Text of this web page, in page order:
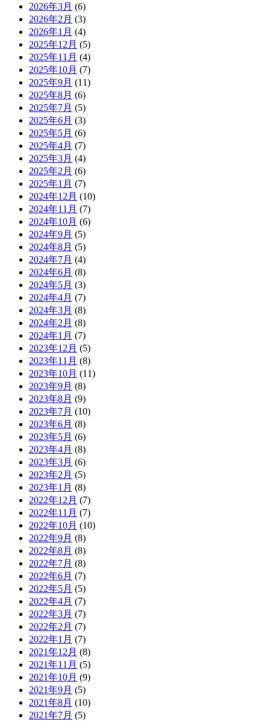
2026年3月 (6)
2026年2月 (3)
2026年1月 (4)
2025年12月 (5)
2025年11月 (4)
2025年10月 (7)
2025年9月 (11)
2025年8月 (6)
2025年7月 (5)
2025年6月 (3)
2025年5月 (6)
2025年4月 (7)
2025年3月 (4)
2025年2月 (6)
2025年1月 (7)
2024年12月 (10)
2024年11月 (7)
2024年10月 (6)
2024年9月 (5)
2024年8月 (5)
2024年7月 (4)
2024年6月 (8)
2024年5月 (3)
2024年4月 (7)
2024年3月 (8)
2024年2月 (8)
2024年1月 (7)
2023年12月 (5)
2023年11月 (8)
2023年10月 (11)
2023年9月 (8)
2023年8月 (9)
2023年7月 (10)
2023年6月 (8)
2023年5月 (6)
2023年4月 (8)
2023年3月 (6)
2023年2月 (5)
2023年1月 (8)
2022年12月 (7)
2022年11月 (7)
2022年10月 (10)
2022年9月 (8)
2022年8月 (8)
2022年7月 (8)
2022年6月 (7)
2022年5月 (5)
2022年4月 (7)
2022年3月 (7)
2022年2月 (7)
2022年1月 (7)
2021年12月 (8)
2021年11月 (5)
2021年10月 (9)
2021年9月 (5)
2021年8月 (10)
2021年7月 (5)